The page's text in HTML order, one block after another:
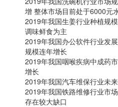
增 整体市场目前处于6000元
2019年我国生姜行业种植规
调味鲜食为主
2019年我国办公软件行业发
规模连年增长
2019年我国咽喉疾病中成药
增长
2019年我国汽车维保行业未
2019年我国铁路维修行业市
存在较大缺口